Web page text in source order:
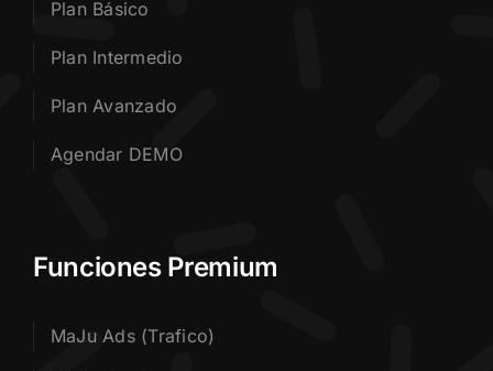
Plan Básico
Plan Intermedio
Plan Avanzado
Agendar DEMO
Funciones Premium
MaJu Ads (Trafico)